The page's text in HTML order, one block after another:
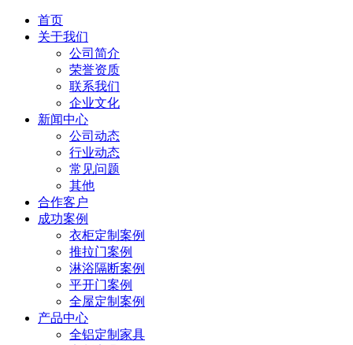
首页
关于我们
公司简介
荣誉资质
联系我们
企业文化
新闻中心
公司动态
行业动态
常见问题
其他
合作客户
成功案例
衣柜定制案例
推拉门案例
淋浴隔断案例
平开门案例
全屋定制案例
产品中心
全铝定制家具